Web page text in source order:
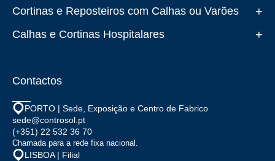
Cortinas e Reposteiros com Calhas ou Varões +
Calhas e Cortinas Hospitalares +
Contactos
PORTO | Sede, Exposição e Centro de Fabrico
sede@controsol.pt
(+351) 22 532 36 70
Chamada para a rede fixa nacional.
LISBOA | Filial